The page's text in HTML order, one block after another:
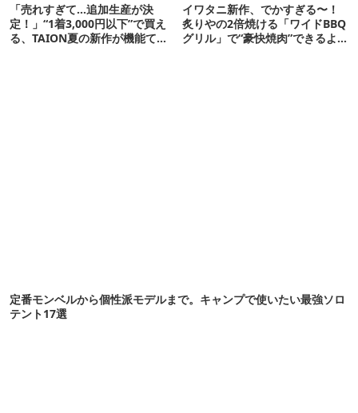
「売れすぎて…追加生産が決
定！」“1着3,000円以下”で買え
る、TAION夏の新作が機能てん
イワタニ新作、でかすぎる〜！
炙りやの2倍焼ける「ワイドBBQ
グリル」で“豪快焼肉”できるよ
定番モンベルから個性派モデルまで。キャンプで使いたい最強ソロ
テント17選